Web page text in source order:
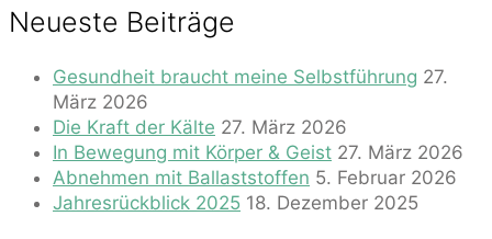
Neueste Beiträge
Gesundheit braucht meine Selbstführung 27.
März 2026
Die Kraft der Kälte 27. März 2026
In Bewegung mit Körper & Geist 27. März 2026
Abnehmen mit Ballaststoffen 5. Februar 2026
Jahresrückblick 2025 18. Dezember 2025